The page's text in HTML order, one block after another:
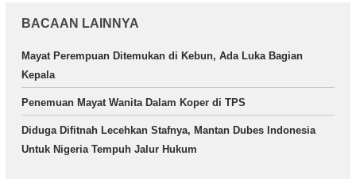
BACAAN LAINNYA
Mayat Perempuan Ditemukan di Kebun, Ada Luka Bagian
Kepala
Penemuan Mayat Wanita Dalam Koper di TPS
Diduga Difitnah Lecehkan Stafnya, Mantan Dubes Indonesia
Untuk Nigeria Tempuh Jalur Hukum